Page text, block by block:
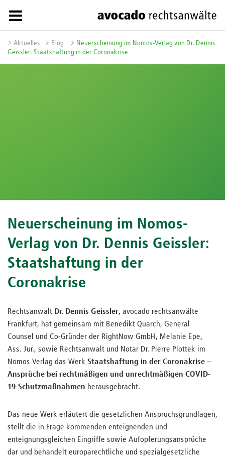
Aktuelles Blog
Neuerscheinung im Nomos-Verlag von Dr. Dennis
Geissler: Staatshaftung in der Coronakrise
Neuerscheinung im Nomos-
Verlag von Dr. Dennis Geissler:
Staatshaftung in der
Coronakrise
Rechtsanwalt Dr. Dennis Geissler, avocado rechtsanwälte
Frankfurt, hat gemeinsam mit Benedikt Quarch, General
Counsel und Co-Gründer der RightNow GmbH, Melanie Epe,
Ass. Jur., sowie Rechtsanwalt und Notar Dr. Pierre Plottek im
Nomos Verlag das Werk Staatshaftung in der Coronakrise –
Ansprüche bei rechtmäßigen und unrechtmäßigen COVID-
19-Schutzmaßnahmen herausgebracht.
Das neue Werk erläutert die gesetzlichen Anspruchsgrundlagen,
stellt die in Frage kommenden enteignenden und
enteignungsgleichen Eingriffe sowie Aufopferungsansprüche
dar und behandelt europarechtliche und spezialgesetzliche